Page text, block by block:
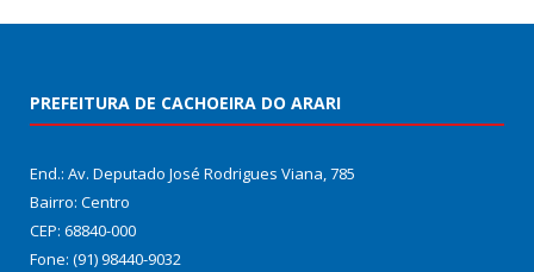
PREFEITURA DE CACHOEIRA DO ARARI
End.: Av. Deputado José Rodrigues Viana, 785
Bairro: Centro
CEP: 68840-000
Fone: (91) 98440-9032